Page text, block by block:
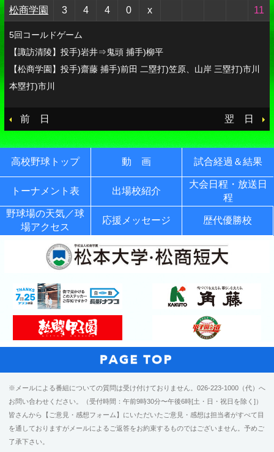
松商学園 3 4 4 0 x 11
5回コールドゲーム
【諏訪清陵】投手)岩井⇒鬼頭 捕手)柳平
【松商学園】投手)齋藤 捕手)前田 二塁打)笠原、山岸 三塁打)市川
本塁打)市川
前 日 翌 日
高校野球トップ 動 画 試合経過＆結果
トーナメント表 出場校紹介
大会日程・放送日
程
野球場の天気／球
場アクセス
応援メッセージ 歴代優勝校
※メールによる番組についての質問は受け付けておりません。026-223-1000（代）へ
お問い合わせください。（受付時間：午前9時30分〜午後6時[土・日・祝日を除く]）
皆さんから【ご意見・感想フォーム】にいただいたご意見・感想は担当者がすべて目
を通しておりますがメールによるご返答をお約束するものではございません。予めご
了承下さい。